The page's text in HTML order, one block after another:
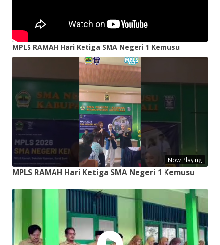
MPLS RAMAH Hari Ketiga SMA Negeri 1 Kemusu
Now Playing
MPLS RAMAH Hari Ketiga SMA Negeri 1 Kemusu